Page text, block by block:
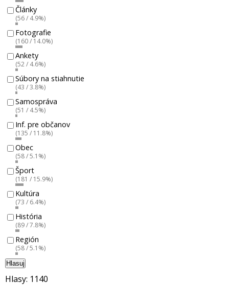
Články
(56 / 4.9%)
Fotografie
(160 / 14.0%)
Ankety
(52 / 4.6%)
Súbory na stiahnutie
(43 / 3.8%)
Samospráva
(51 / 4.5%)
Inf. pre občanov
(135 / 11.8%)
Obec
(58 / 5.1%)
Šport
(181 / 15.9%)
Kultúra
(73 / 6.4%)
História
(89 / 7.8%)
Región
(58 / 5.1%)
Hlasuj
Hlasy: 1140